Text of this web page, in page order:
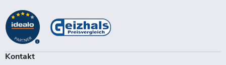
auf
Facebook
auf
Instagram
auf
LinkedIn
auf
TikTokTwitch
Kontakt